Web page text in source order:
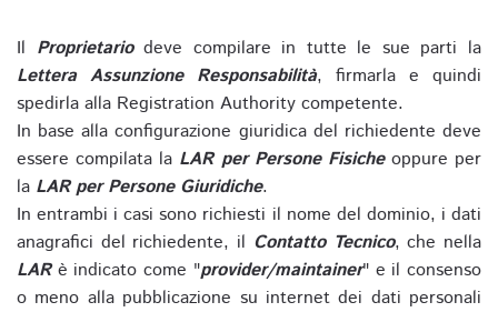
Il Proprietariodeve compilare in tutte le sue parti la
Lettera Assunzione Responsabilità, firmarla e quindi
spedirla alla Registration Authority competente.
In base alla configurazione giuridica del richiedente deve
essere compilata la LAR per Persone Fisicheoppure per
la LAR per Persone Giuridiche.
In entrambi i casi sono richiesti il nome del dominio, i dati
anagrafici del richiedente, il Contatto Tecnico, che nella
LARè indicato come "provider/maintainer" e il consenso
o meno alla pubblicazione su internet dei dati personali